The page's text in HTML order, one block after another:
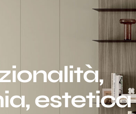
estetica